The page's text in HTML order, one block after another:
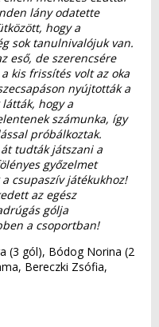
lány odatette
hogy a
sok tanulnivalójuk van.
eső, de szerencsére
kis frissítés volt az oka
nyújtották a
hogy a
számunka, így
próbálkoztak.
tudták játszani a
győzelmet
csupaszív játékukhoz!
az egész
gólja
a csoportban!
(3 gól), Bódog Norina (2
Bereczki Zsófia,